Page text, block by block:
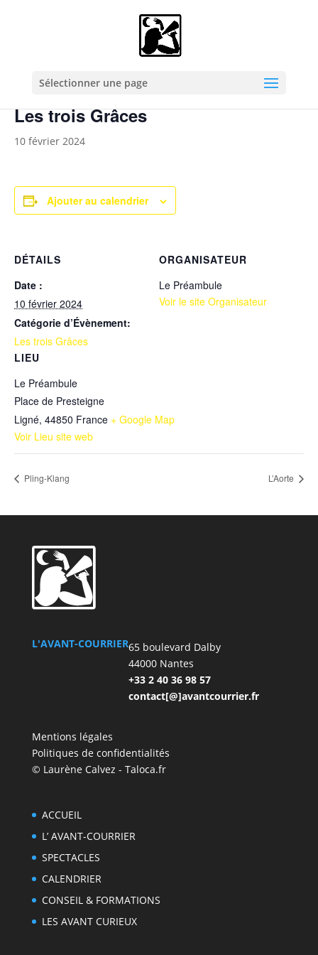
Sélectionner une page
Cet évènement est passé.
Les trois Grâces
10 février 2024
Ajouter au calendrier
DÉTAILS
Date :
10 février 2024
Catégorie d’Évènement:
Les trois Grâces
LIEU
Le Préambule
Place de Presteigne
Ligné, 44850 France + Google Map
Voir Lieu site web
ORGANISATEUR
Le Préambule
Voir le site Organisateur
Pling-Klang L’Aorte
L'AVANT-COURRIER65 boulevard Dalby
44000 Nantes
+33 2 40 36 98 57
contact[@]avantcourrier.fr
Mentions légales
Politiques de confidentialités
© Laurène Calvez - Taloca.fr
ACCUEIL
L’ AVANT-COURRIER
SPECTACLES
CALENDRIER
CONSEIL & FORMATIONS
LES AVANT CURIEUX